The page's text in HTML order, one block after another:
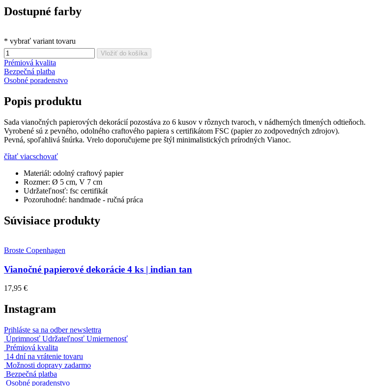
Dostupné farby
* vybrať variant tovaru
Vložiť do košíka
Prémiová kvalita
Bezpečná platba
Osobné poradenstvo
Popis produktu
Sada vianočných papierových dekorácií pozostáva zo 6 kusov v rôznych tvaroch, v nádherných tlmených odtieňoch.
Vyrobené sú z pevného, odolného craftového papiera s certifikátom FSC (papier zo zodpovedných zdrojov).
Pevná, spoľahlivá šnúrka. Vrelo doporučujeme pre štýl minimalistických prírodných Vianoc.
čítať viacschovať
Materiál: odolný craftový papier
Rozmer: Ø 5 cm, V 7 cm
Udržateľnosť: fsc certifikát
Pozoruhodné: handmade - ručná práca
Súvisiace produkty
Broste Copenhagen
Vianočné papierové dekorácie 4 ks | indian tan
17,95 €
Instagram
Prihláste sa na odber newslettra
Úprimnosť Udržateľnosť Umiernenosť
Prémiová kvalita
14 dní na vrátenie tovaru
Možnosti dopravy zadarmo
Bezpečná platba
Osobné poradenstvo